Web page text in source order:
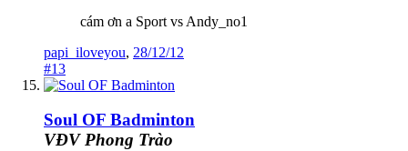
cám ơn a Sport vs Andy_no1
papi_iloveyou, 28/12/12
#13
Soul OF Badminton
VĐV Phong Trào